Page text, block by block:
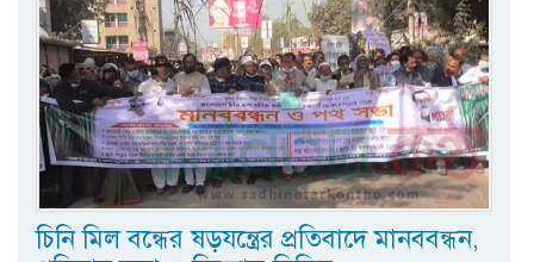
চিনি মিল বন্ধের ষড়যন্ত্রের প্রতিবাদে মানববন্ধন,